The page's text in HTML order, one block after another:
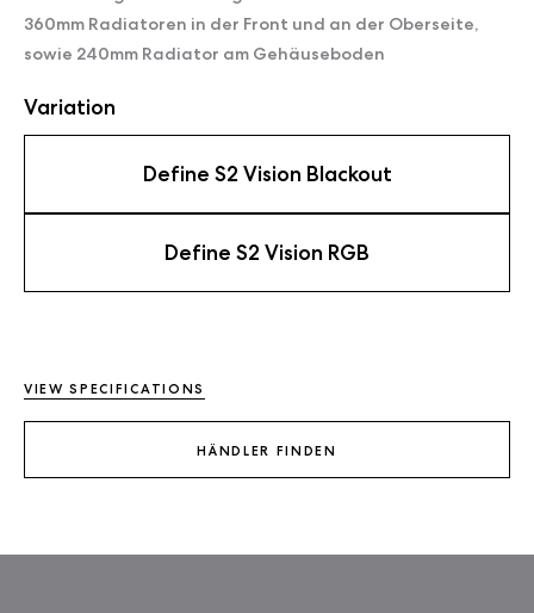
360mm Radiatoren in der Front und an der Oberseite,
sowie 240mm Radiator am Gehäuseboden
Variation
Define S2 Vision Blackout
Define S2 Vision RGB
VIEW SPECIFICATIONS
HÄNDLER FINDEN